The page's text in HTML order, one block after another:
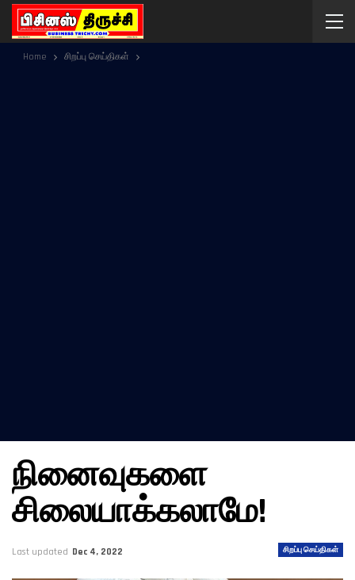
Home சிறப்பு செய்திகள்
நினைவுகளை
சிலையாக்கலாமே!
சிறப்பு செய்திகள்
Last updated Dec 4, 2022